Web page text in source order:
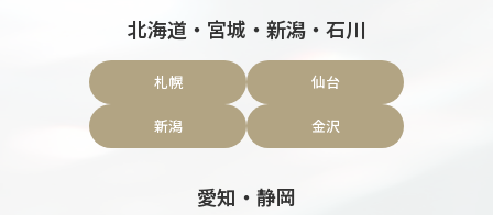
北海道・宮城・新潟・石川
札幌 仙台
新潟 金沢
愛知・静岡